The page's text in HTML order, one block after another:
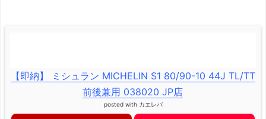
【即納】 ミシュラン MICHELIN S1 80/90-10 44J TL/TT
前後兼用 038020 JP店
posted with カエレバ